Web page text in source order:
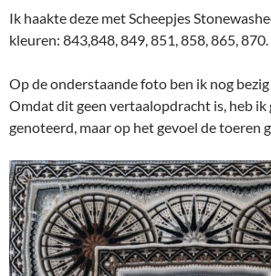
Ik haakte deze met Scheepjes
kleuren: 843,848, 849, 851, 858, 865, 870.
Op de onderstaande foto ben ik nog
Omdat dit geen vertaalopdracht is, heb ik
genoteerd, maar op het gevoel de toeren